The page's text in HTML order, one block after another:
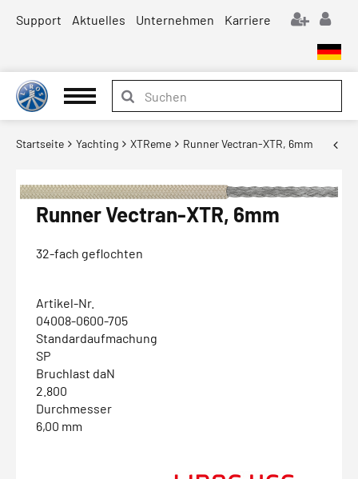
Support Aktuelles Unternehmen Karriere
Startseite Yachting XTReme Runner Vectran-XTR, 6mm
Runner Vectran-XTR, 6mm
32-fach geflochten
Artikel-Nr.
04008-0600-705
Standardaufmachung
SP
Bruchlast daN
2.800
Durchmesser
6,00 mm